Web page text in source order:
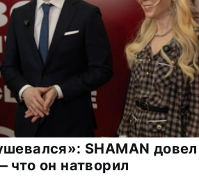
SHAMAN довел
что он натворил